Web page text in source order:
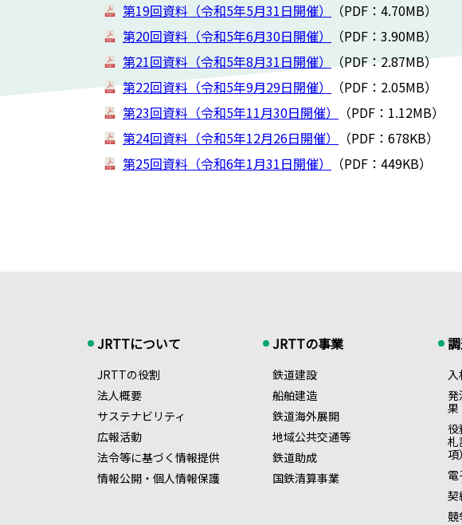
第19回資料（令和5年5月31日開催）
（PDF：4.70MB）
第20回資料（令和5年6月30日開催）
（PDF：3.90MB）
第21回資料（令和5年8月31日開催）
（PDF：2.87MB）
第22回資料（令和5年9月29日開催）
（PDF：2.05MB）
第23回資料（令和5年11月30日開催）
（PDF：1.12MB）
第24回資料（令和5年12月26日開催）
（PDF：678KB）
第25回資料（令和6年1月31日開催）
（PDF：449KB）
JRTTについて
JRTTの役割
法人概要
サステナビリティ
広報活動
法令等に基づく情報提供
情報公開・個人情報保護
JRTTの事業
鉄道建設
船舶建造
鉄道海外展開
地域公共交通等
鉄道助成
国鉄清算事業
入
果
札
項）
電
契